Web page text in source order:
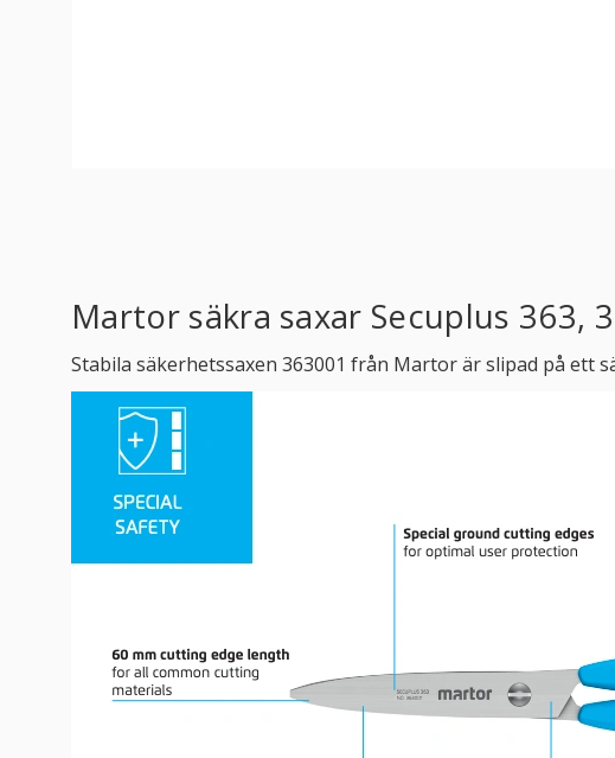
Martor säkra saxar Secuplus 363,
Stabila säkerhetssaxen 363001 från Martor är slipad på ett